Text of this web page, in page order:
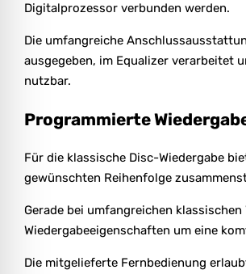
Digitalprozessor verbunden werden.
Die umfangreiche
ausgegeben, im Equalizer verarbeitet
nutzbar.
Programmierte
Für die klassische Disc-Wiedergabe
gewünschten Reihenfolge
Gerade bei umfangreichen
Wiedergabeeigenschaften um eine
Die mitgelieferte Fernbedienung